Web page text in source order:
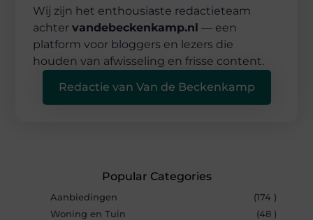
Wij zijn het enthousiaste redactieteam
achtervandebeckenkamp.nl — een
platform voor bloggers en lezers die
houden van afwisseling en frisse content.
Redactie van Van de Beckenkamp
Popular Categories
Aanbiedingen
(174 )
Woning en Tuin
(48 )